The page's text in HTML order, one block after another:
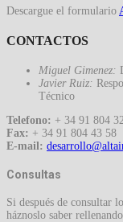
Descargue el formulario
CONTACTOS
Miguel Gimenez:
Javier Ruiz:
Técnico
Telefono: + 34 91 804
Fax: + 34 91 804 43 58
E-mail:
Consultas
Si después de consultar
háznoslo saber